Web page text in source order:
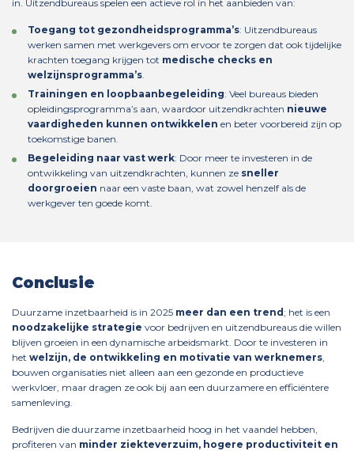
in. Uitzendbureaus spelen een actieve rol in het aanbieden van:
Toegang tot gezondheidsprogramma’s: Uitzendbureaus
werken samen met werkgevers om ervoor te zorgen dat ook tijdelijke
krachten toegang krijgen tot medische checks en
welzijnsprogramma’s
Trainingen en loopbaanbegeleiding: Veel bureaus bieden
opleidingsprogramma’s aan, waardoor uitzendkrachten nieuwe
vaardigheden kunnen ontwikkelen en beter voorbereid zijn op
toekomstige banen.
Begeleiding naar vast werk: Door meer te investeren in de
ontwikkeling van uitzendkrachten, kunnen ze sneller
doorgroeien naar een vaste baan, wat zowel henzelf als de
werkgever ten goede komt.
Conclusie
Duurzame inzetbaarheid is in 2025 meer dan een trend; het is een
noodzakelijke strategie voor bedrijven en uitzendbureaus die willen
blijven groeien in een dynamische arbeidsmarkt. Door te investeren in
het welzijn, de ontwikkeling en motivatie van werknemers
bouwen organisaties niet alleen aan een gezonde en productieve
werkvloer, maar dragen ze ook bij aan een duurzamere en efficiëntere
samenleving.
Bedrijven die duurzame inzetbaarheid hoog in het vaandel hebben,
profiteren van minder ziekteverzuim, hogere productiviteit en